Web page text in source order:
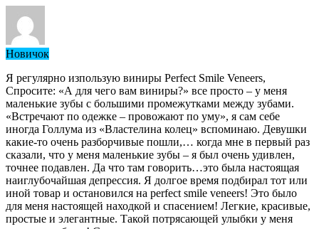
Новичок
Я регулярно изпользую виниры Perfect Smile Veneers,
Спросите: «А для чего вам виниры?» все просто – у меня
маленькие зубы с большими промежутками между зубами.
«Встречают по одежке – провожают по уму», я сам себе
иногда Голлума из «Властелина колец» вспоминаю. Девушки
какие-то очень разборчивые пошли,… когда мне в первый раз
сказали, что у меня маленькие зубы – я был очень удивлен,
точнее подавлен. Да что там говорить…это была настоящая
наиглубочайшая депрессия. Я долгое время подбирал тот или
иной товар и остановился на perfect smile veneers! Это было
для меня настоящей находкой и спасением! Легкие, красивые,
простые и элегантные. Такой потрясающей улыбки у меня